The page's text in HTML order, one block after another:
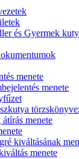
és Gyermek
menete
menete
menete
kiváltásának
menete